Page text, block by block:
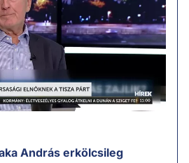
András erkölcsileg